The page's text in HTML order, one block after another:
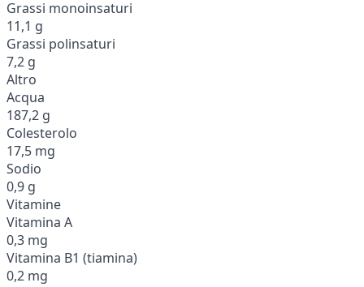
Grassi monoinsaturi
11,1 g
Grassi polinsaturi
7,2 g
Altro
Acqua
187,2 g
Colesterolo
17,5 mg
Sodio
0,9 g
Vitamine
Vitamina A
0,3 mg
Vitamina B1 (tiamina)
0,2 mg